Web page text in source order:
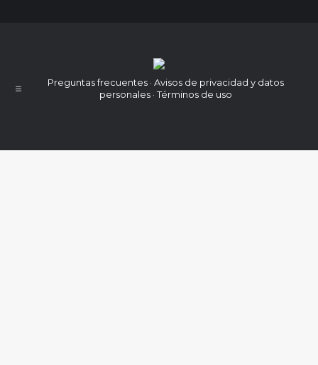
Preguntas frecuentes · Avisos de privacidad y datos
personales · Términos de uso